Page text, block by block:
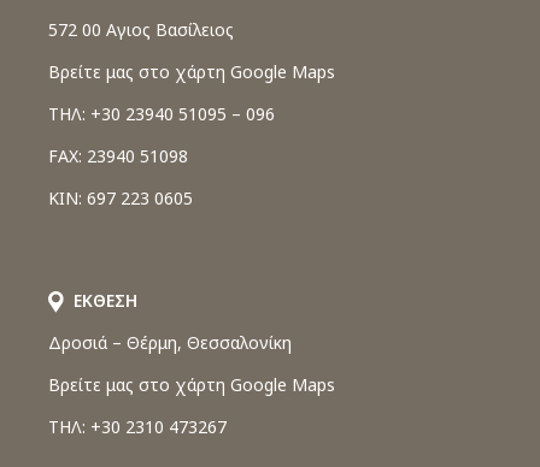
572 00 Αγιος Βασίλειος
Βρείτε μας στο χάρτη Google Maps
ΤΗΛ: +30 23940 51095 – 096
FAX: 23940 51098
ΚΙΝ: 697 223 0605
ΕΚΘΕΣΗ
Δροσιά – Θέρμη, Θεσσαλονίκη
Βρείτε μας στο χάρτη Google Maps
ΤΗΛ: +30 2310 473267